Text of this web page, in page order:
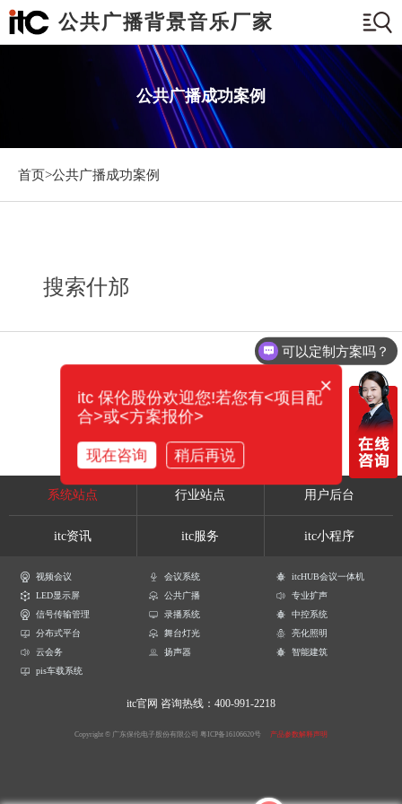
公共广播背景音乐厂家
公共广播成功案例
首页>公共广播成功案例
搜索什邡
系统站点 行业站点 用户后台
itc资讯 itc服务 itc小程序
视频会议 会议系统
itcHUB会议一体机
LED显示屏
公共广播
专业扩声
信号传输管理
录播系统
中控系统
分布式平台
舞台灯光
亮化照明
云会务
扬声器
智能建筑
pis车载系统
itc官网 咨询热线：400-991-2218
Copyright © 广东保伦电子股份有限公司 粤ICP备16106620号 产品参数解释声明
可以定制方案吗？
×
itc 保伦股份欢迎您!若您有<项目配
合>或<方案报价>
现在咨询 稍后再说